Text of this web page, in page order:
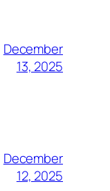
December
13, 2025
December
12, 2025